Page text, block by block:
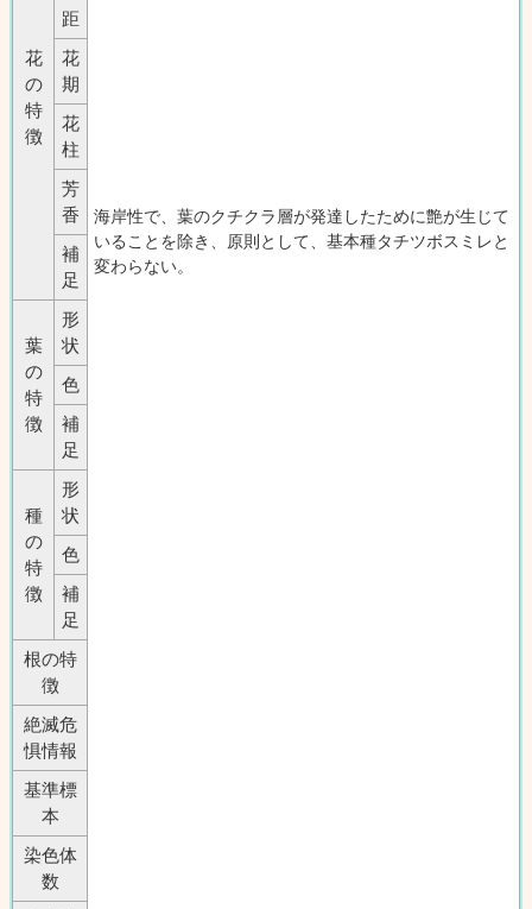
海岸性で、葉のクチクラ層が発達したために艶が生じて
いることを除き、原則として、基本種タチツボスミレと
変わらない。
花
の
特
徴
距
花
期
花
柱
芳
香
補
足
葉
の
特
徴
形
状
色
補
足
種
の
特
徴
形
状
色
補
足
根の特
徴
絶滅危
惧情報
基準標
本
染色体
数